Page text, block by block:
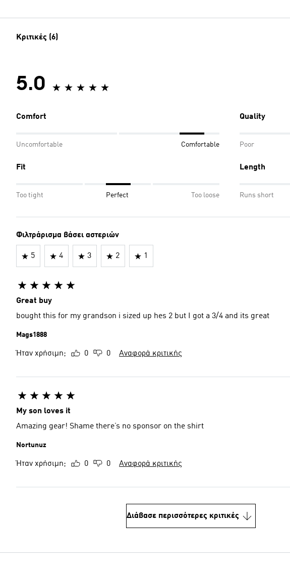
Κριτικές (6)
5.0
Comfort
Uncomfortable Comfortable
Quality
Poor
Fit
Too tight Perfect Too loose
Length
Runs short
Φιλτράρισμα βάσει αστεριών
5 4 3 2 1
Great buy
bought this for my grandson i sized up hes 2 but I got a 3/4 and its great
Mags1888
Ήταν χρήσιμη; 0 0 Αναφορά κριτικής
My son loves it
Amazing gear! Shame there’s no sponsor on the shirt
Nortunuz
Ήταν χρήσιμη; 0 0 Αναφορά κριτικής
Διάβασε περισσότερες κριτικές